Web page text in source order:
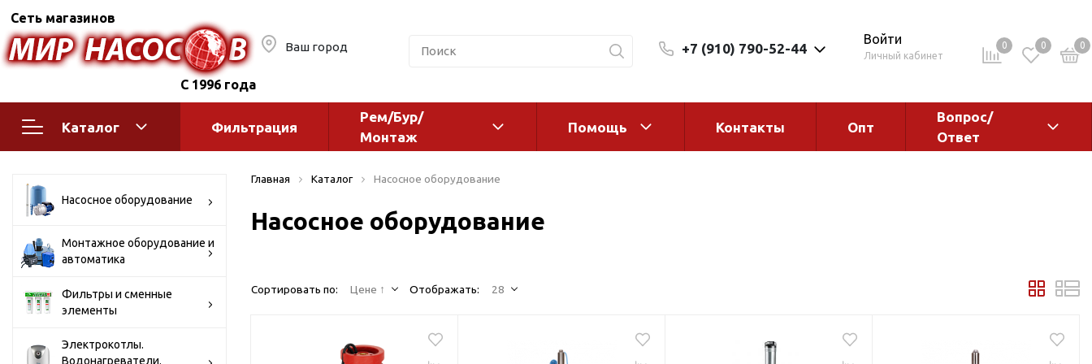
Сеть магазинов
С 1996 года
Ваш город +7 (910) 790-52-44
Войти
Личный кабинет
0 0 0
Каталог
Поверхностные насосы
Бытовые
Горизонтальные
многоступенчатые
многоступенчатые
моноблочные
Полив
водоснабжения
Оголовки и адаптеры
Магистральные фильтры
Фильтрация
Рем/Бур/
Монтаж
Помощь Контакты Опт
Вопрос/
Ответ
Насосное оборудование
Монтажное оборудование и
автоматика
Фильтры и сменные
элементы
Электрокотлы.
Водонагреватели.
Главная Каталог Насосное оборудование
Насосное оборудование
Сортировать по: Цене ↑ Отображать: 28